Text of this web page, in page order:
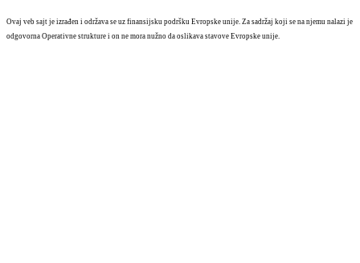
Ovaj veb sajt je izrađen i održava se uz finansijsku podršku Evropske unije. Za sadržaj koji se na njemu nalazi je
odgovorna Operativne strukture i on ne mora nužno da oslikava stavove Evropske unije.